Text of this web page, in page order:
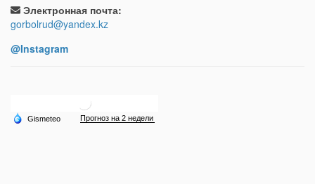
Электронная почта:
gorbolrud@yandex.kz
@Instagram